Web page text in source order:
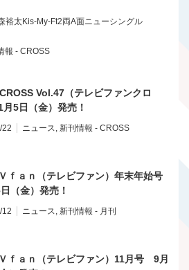
裕太Kis-My-Ft2両A面ニューシングル
報 - CROSS
Vol.47（テレビファンクロ
5日（金）発売！
22 ニュース, 新刊情報 - CROSS
ｆａｎ（テレビファン）年末年始号
（金）発売！
12 ニュース, 新刊情報 - 月刊
ｆａｎ（テレビファン）11月号 9月